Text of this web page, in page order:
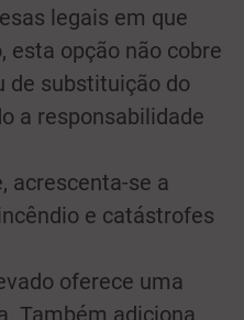
legais em que
esta opção não cobre
de substituição do
a responsabilidade
acrescenta-se a
e catástrofes
oferece uma